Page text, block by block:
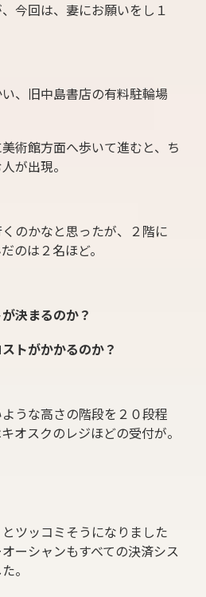
今回は、妻にお願いをし１
、旧中島書店の有料駐輪場
術館方面へ歩いて進むと、ち
が出現。
のかなと思ったが、２階に
のは２名ほど。
決まるのか？
トがかかるのか？
うな高さの階段を２０段程
オスクのレジほどの受付が。
ツッコミそうになりました
ーシャンもすべての決済シス
。